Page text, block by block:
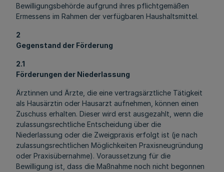
Bewilligungsbehörde aufgrund ihres pflichtgemäßen
Ermessens im Rahmen der verfügbaren Haushaltsmittel.
2
Gegenstand der Förderung
2.1
Förderungen der Niederlassung
Ärztinnen und Ärzte, die eine vertragsärztliche Tätigkeit
als Hausärztin oder Hausarzt aufnehmen, können einen
Zuschuss erhalten. Dieser wird erst ausgezahlt, wenn die
zulassungsrechtliche Entscheidung über die
Niederlassung oder die Zweigpraxis erfolgt ist (je nach
zulassungsrechtlichen Möglichkeiten Praxisneugründung
oder Praxisübernahme). Voraussetzung für die
Bewilligung ist, dass die Maßnahme noch nicht begonnen